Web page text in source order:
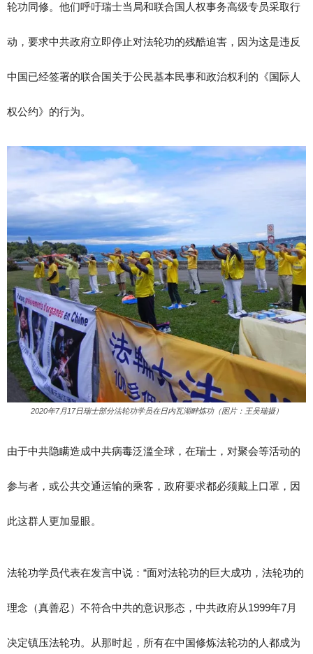
轮功同修。他们呼吁瑞士当局和联合国人权事务高级专员采取行
动，要求中共政府立即停止对法轮功的残酷迫害，因为这是违反
中国已经签署的联合国关于公民基本民事和政治权利的《国际人
权公约》的行为。
2020年7月17日瑞士部分法轮功学员在日内瓦湖畔炼功（图片：王吴瑞摄）
由于中共隐瞒造成中共病毒泛滥全球，在瑞士，对聚会等活动的
参与者，或公共交通运输的乘客，政府要求都必须戴上口罩，因
此这群人更加显眼。
法轮功学员代表在发言中说：“面对法轮功的巨大成功，法轮功的
理念（真善忍）不符合中共的意识形态，中共政府从1999年7月
决定镇压法轮功。从那时起，所有在中国修炼法轮功的人都成为